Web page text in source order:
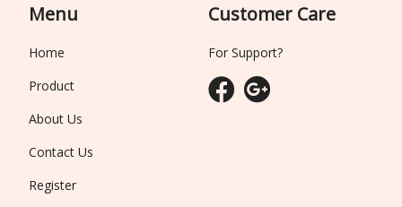
Menu
Home
Product
About Us
Contact Us
Register
Customer Care
For Support?